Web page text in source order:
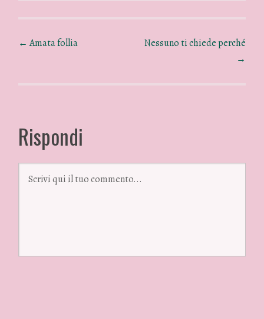
← Amata follia
Nessuno ti chiede perché
→
Rispondi